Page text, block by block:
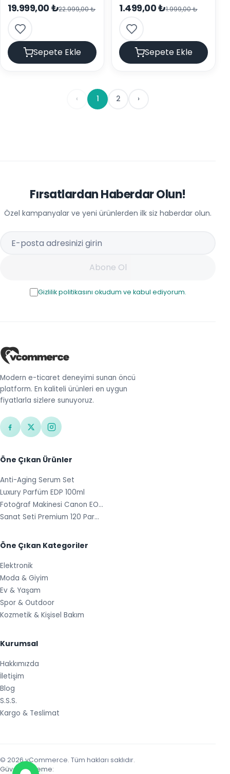
19.999,00 ₺22.999,00 ₺
Sepete Ekle
1.499,00 ₺1.999,00 ₺
Sepete Ekle
‹ 1 2 ›
Fırsatlardan Haberdar Olun!
Özel kampanyalar ve yeni ürünlerden ilk siz haberdar olun.
Abone Ol
Gizlilik politikasını okudum ve kabul ediyorum.
Modern e-ticaret deneyimi sunan öncü
platform. En kaliteli ürünleri en uygun
fiyatlarla sizlere sunuyoruz.
Öne Çıkan Ürünler
Anti-Aging Serum Set
Luxury Parfüm EDP 100ml
Fotoğraf Makinesi Canon EO…
Sanat Seti Premium 120 Par…
Öne Çıkan Kategoriler
Elektronik
Moda & Giyim
Ev & Yaşam
Spor & Outdoor
Kozmetik & Kişisel Bakım
Kurumsal
Hakkımızda
İletişim
Blog
S.S.S.
Kargo & Teslimat
© 2026 vCommerce. Tüm hakları saklıdır.
Güvenli Ödeme: